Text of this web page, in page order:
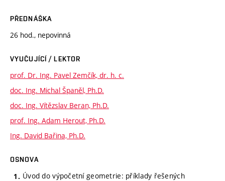
PŘEDNÁŠKA
26 hod., nepovinná
VYUČUJÍCÍ / LEKTOR
prof. Dr. Ing. Pavel Zemčík, dr. h. c.
doc. Ing. Michal Španěl, Ph.D.
doc. Ing. Vítězslav Beran, Ph.D.
prof. Ing. Adam Herout, Ph.D.
Ing. David Bařina, Ph.D.
OSNOVA
Úvod do výpočetní geometrie: příklady řešených